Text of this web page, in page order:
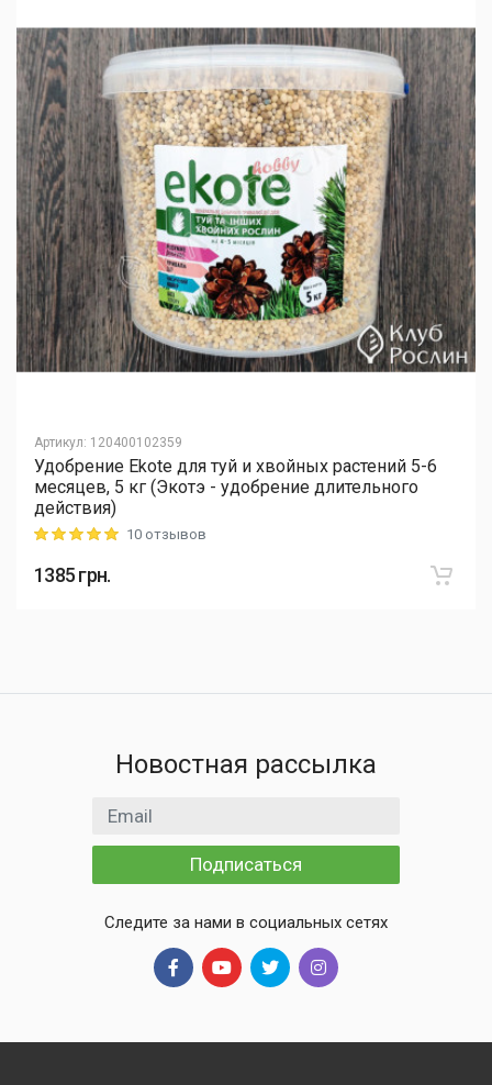
Артикул: 120400102359
Удобрение Ekote для туй и хвойных растений 5-6
месяцев, 5 кг (Экотэ - удобрение длительного
действия)
Rating: 5 out of 510 отзывов
1385грн.
Новостная рассылка
Email адрес
Подписаться
Следите за нами в социальных сетях